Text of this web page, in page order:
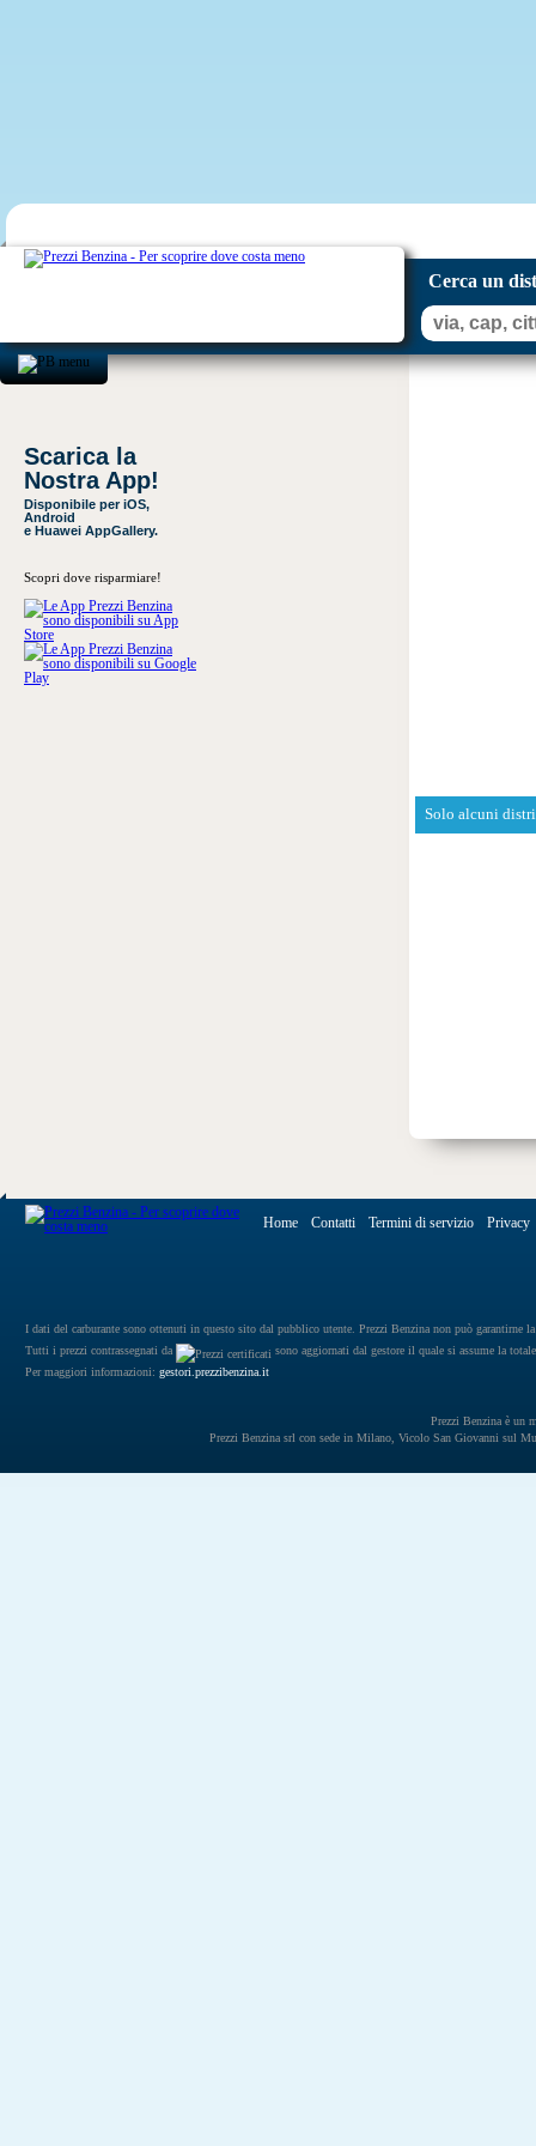
Cerca un
Scarica la
Nostra App!
Disponibile per iOS,
Android
e Huawei AppGallery.
Scopri dove risparmiare!
Solo alcuni
Home Contatti Termini di servizio Privacy
I dati del carburante sono ottenuti in questo sito dal pubblico utente. Prezzi Benzina non può garantirne
Tutti i prezzi contrassegnati da
sono aggiornati dal gestore il quale si assume la
Per maggiori informazioni: gestori.prezzibenzina.it
Prezzi Benzina è un
Prezzi Benzina srl con sede in Milano, Vicolo San Giovanni sul